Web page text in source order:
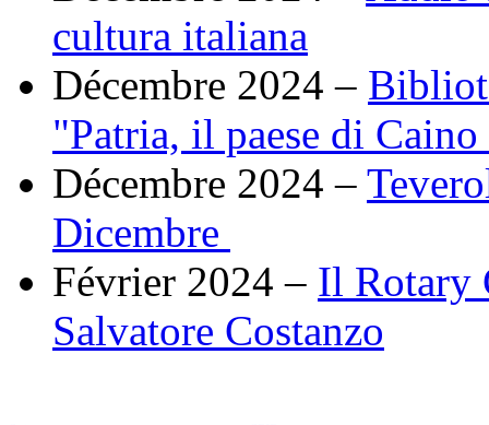
cultura italiana
Décembre 2024 –
"Patria, il paese di
Décembre 2024 –
Dicembre
Février 2024 – Il Rotary
Salvatore Costanzo